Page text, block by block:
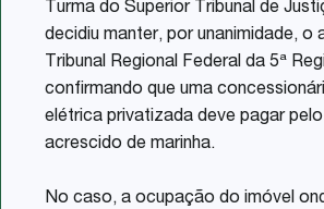
Turma do Superior Tribunal de
decidiu manter, por unanimidade, o
Tribunal Regional Federal da 5ª
confirmando que uma
elétrica privatizada deve pagar
acrescido de marinha.
No caso, a ocupação do imóvel